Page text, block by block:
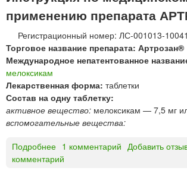
н
т
з
»
С
А
®
т
б
л
е
т
6
применению препарата
Регистрационный номер: ЛС-001013-
Торговое название препарата: Артрозан®
Международное непатентованное
мелоксикам
Лекарственная форма: таблетки
Состав на одну таблетку:
активное вещество: мелоксикам — 7,5 мг
вспомогательные вещества:
Подробнее
А
1 комментарий Добавить
комментарий